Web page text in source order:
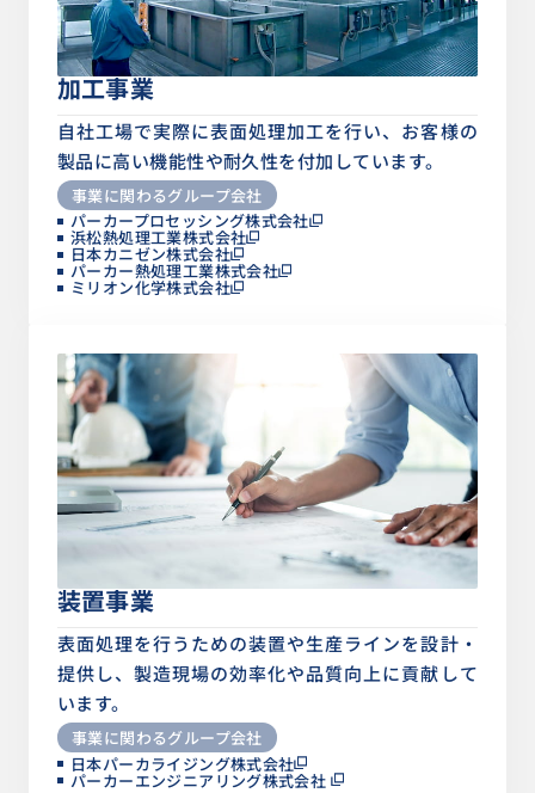
加工事業
自社工場で実際に表面処理加工を行い、お客様の
製品に高い機能性や耐久性を付加しています。
事業に関わるグループ会社
パーカープロセッシング株式会社
浜松熱処理工業株式会社
日本カニゼン株式会社
パーカー熱処理工業株式会社
ミリオン化学株式会社
装置事業
表面処理を行うための装置や生産ラインを設計・
提供し、製造現場の効率化や品質向上に貢献して
います。
事業に関わるグループ会社
日本パーカライジング株式会社
パーカーエンジニアリング株式会社